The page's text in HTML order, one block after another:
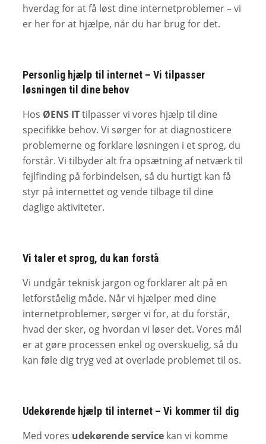
hverdag for at få løst dine internetproblemer – vi
er her for at hjælpe, når du har brug for det.
Personlig hjælp til internet – Vi tilpasser
løsningen til dine behov
Hos ØENS ITtilpasser vi vores hjælp til dine
specifikke behov. Vi sørger for at diagnosticere
problemerne og forklare løsningen i et sprog, du
forstår. Vi tilbyder alt fra opsætning af netværk til
fejlfinding på forbindelsen, så du hurtigt kan få
styr på internettet og vende tilbage til dine
daglige aktiviteter.
Vi taler et sprog, du kan forstå
Vi undgår teknisk jargon og forklarer alt på en
letforståelig måde. Når vi hjælper med dine
internetproblemer, sørger vi for, at du forstår,
hvad der sker, og hvordan vi løser det. Vores mål
er at gøre processen enkel og overskuelig, så du
kan føle dig tryg ved at overlade problemet til os.
Udekørende hjælp til internet – Vi kommer til dig
Med vores udekørende service kan vi komme